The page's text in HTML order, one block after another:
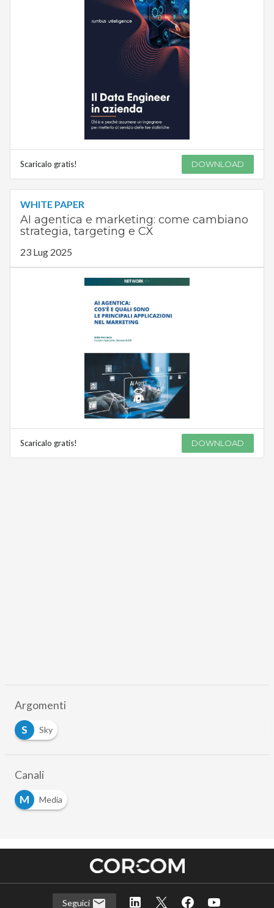
Scaricalo gratis! DOWNLOAD
WHITE PAPER
AI agentica e marketing: come cambiano
strategia, targeting e CX
23 Lug 2025
Scaricalo gratis! DOWNLOAD
Argomenti
S
Sky
Canali
M
Media
Seguici